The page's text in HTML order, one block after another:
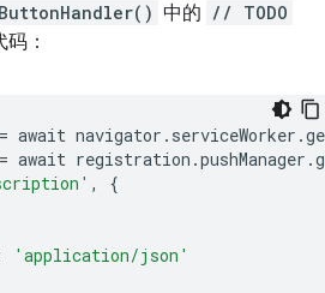
中的 // TODO
：
= await navigator . serviceWorker .
= await registration .pushManager .
,
{
'application/json'